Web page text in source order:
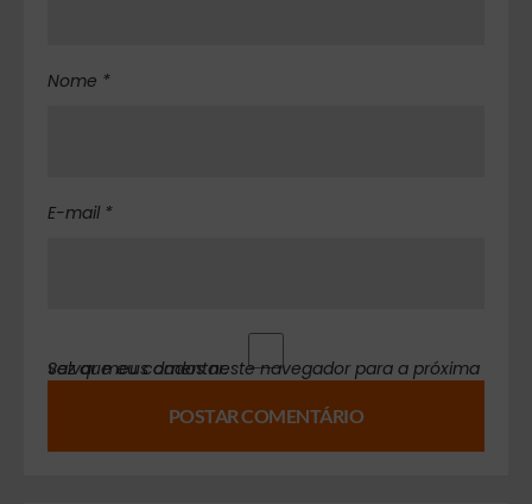
Nome *
E-mail *
Salvar meus dados neste navegador para a próxima vez que eu comentar.